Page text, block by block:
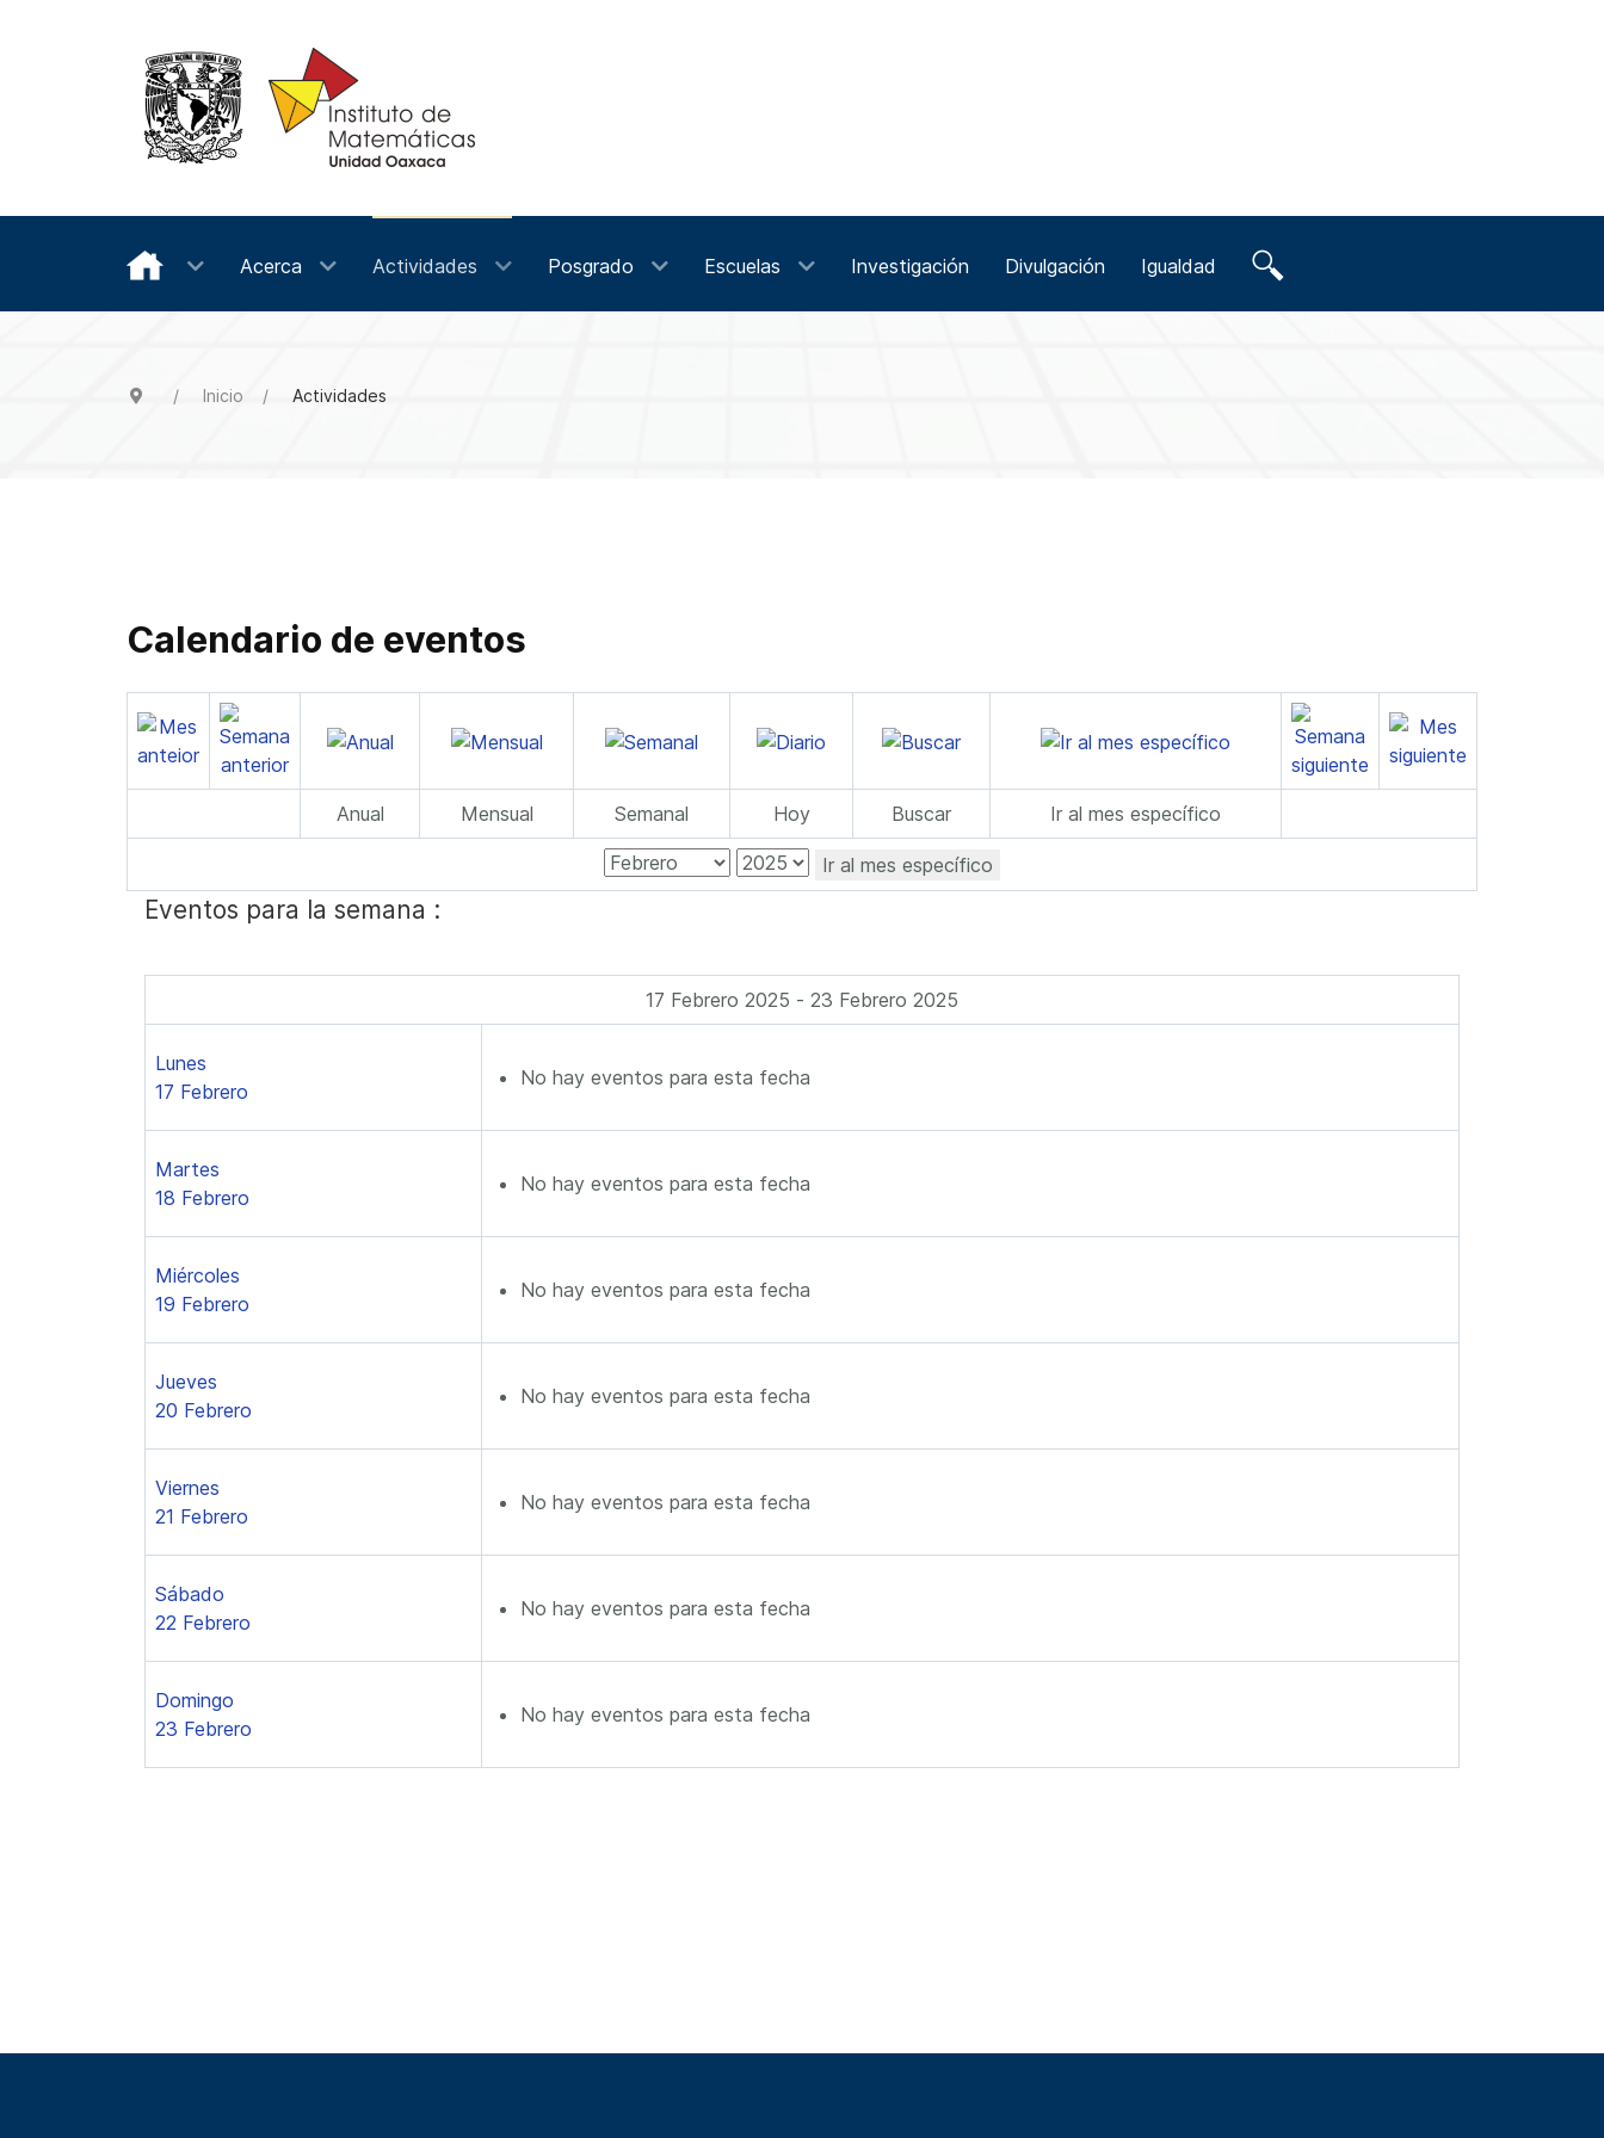
Acerca Actividades Posgrado Escuelas Investigación Divulgación Igualdad
Inicio Actividades
Calendario de eventos
Anual Mensual Semanal Hoy Buscar Ir al mes específico
Ir al mes específico
Eventos para la semana :
17 Febrero 2025 - 23 Febrero 2025
Lunes
17 Febrero
No hay eventos para esta fecha
Martes
18 Febrero
No hay eventos para esta fecha
Miércoles
19 Febrero
No hay eventos para esta fecha
Jueves
20 Febrero
No hay eventos para esta fecha
Viernes
21 Febrero
No hay eventos para esta fecha
Sábado
22 Febrero
No hay eventos para esta fecha
Domingo
23 Febrero
No hay eventos para esta fecha